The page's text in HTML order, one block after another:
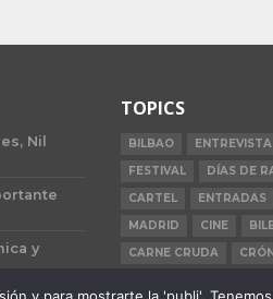
Nil
y
TOPICS
BILBAO ENTREVISTA
FESTIVAL
DÍAS DE
CARTEL
ENTRADAS
MADRID
CINE
CARNE CRUDA